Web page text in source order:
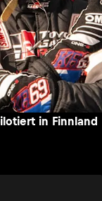
in Finnland